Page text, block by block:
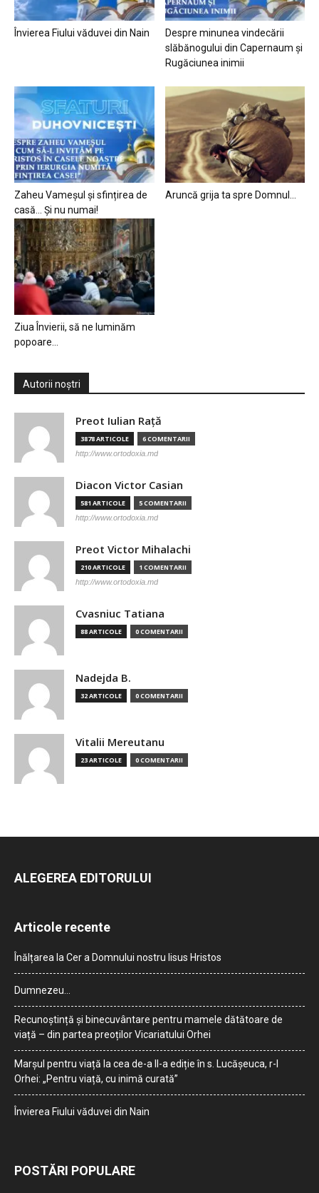
Învierea Fiului văduvei din Nain
Despre minunea vindecării
slăbănogului din Capernaum și
Rugăciunea inimii
Zaheu Vameșul și sfințirea de
casă… Și nu numai!
Aruncă grija ta spre Domnul…
Ziua Învierii, să ne luminăm
popoare…
Autorii noștri
Preot Iulian Raţă
3878 ARTICOLE 6 COMENTARII
http://www.ortodoxia.md
Diacon Victor Casian
581 ARTICOLE 5 COMENTARII
http://www.ortodoxia.md
Preot Victor Mihalachi
210 ARTICOLE 1 COMENTARII
http://www.ortodoxia.md
Cvasniuc Tatiana
88 ARTICOLE 0 COMENTARII
Nadejda B.
32 ARTICOLE 0 COMENTARII
Vitalii Mereutanu
23 ARTICOLE 0 COMENTARII
ALEGEREA EDITORULUI
Articole recente
Înălțarea la Cer a Domnului nostru Iisus Hristos
Dumnezeu…
Recunoștință și binecuvântare pentru mamele dătătoare de
viață – din partea preoților Vicariatului Orhei
Marșul pentru viață la cea de-a II-a ediție în s. Lucășeuca, r-l
Orhei: „Pentru viață, cu inimă curată”
Învierea Fiului văduvei din Nain
POSTĂRI POPULARE